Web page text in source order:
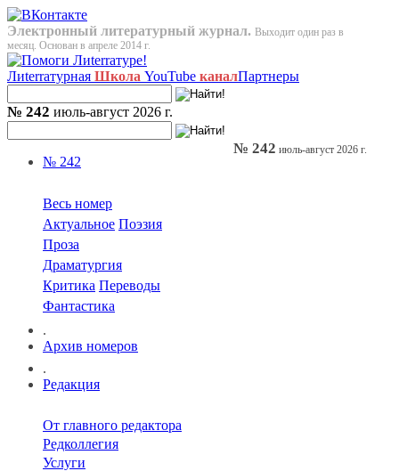
Электронный литературный журнал. Выходит один раз в
месяц. Основан в апреле 2014 г.
Лиterraтурная Школа YouTube каналПартнеры
№ 242 июль-август 2026 г.
№ 242
Весь номер
Актуальное Поэзия
Проза
Драматургия
Критика Переводы
Фантастика
.
Архив номеров
.
Редакция
От главного редактора
Редколлегия
Услуги
№ 242 июль-август 2026 г.